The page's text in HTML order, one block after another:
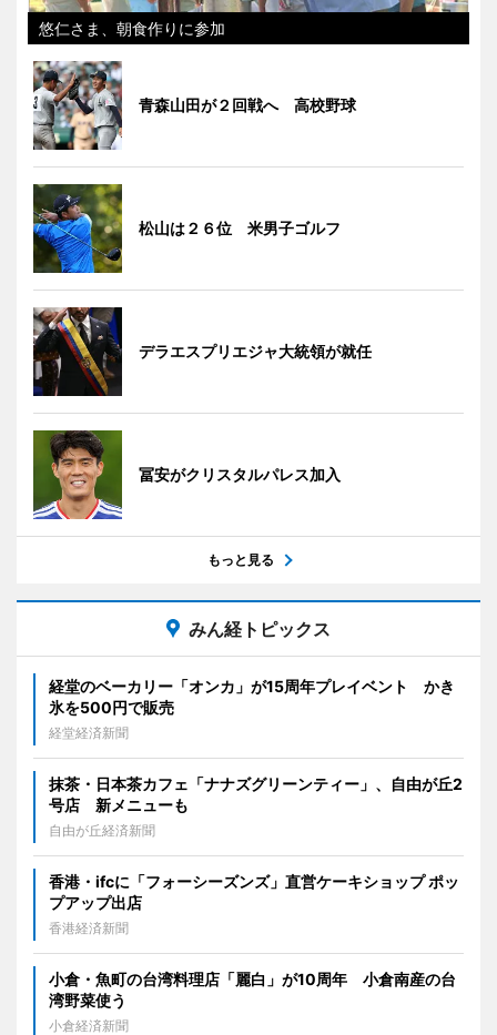
悠仁さま、朝食作りに参加
青森山田が２回戦へ 高校野球
松山は２６位 米男子ゴルフ
デラエスプリエジャ大統領が就任
冨安がクリスタルパレス加入
もっと見る
みん経トピックス
経堂のベーカリー「オンカ」が15周年プレイベント かき
氷を500円で販売
経堂経済新聞
抹茶・日本茶カフェ「ナナズグリーンティー」、自由が丘2
号店 新メニューも
自由が丘経済新聞
香港・ifcに「フォーシーズンズ」直営ケーキショップ ポッ
プアップ出店
香港経済新聞
小倉・魚町の台湾料理店「麗白」が10周年 小倉南産の台
湾野菜使う
小倉経済新聞